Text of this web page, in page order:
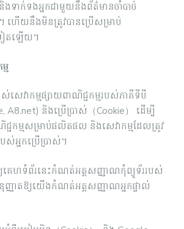
ទាក់ទងអ្នកជាមួយនឹងព័ត៌មានចាំបាច់
ហើយនឹងមិនត្រូវបានប្រើសម្រាប់
តឡើយ។
ម
ស់សេវាកម្មផ្សាយពាណិជ្ជកម្មរបស់ភាគីទីបី
A8.net) និងប្រើប្រាស់（Cookie） ដើម្បី
ជ្ជកម្មសម្រាប់ផលិតផល និងសេវាកម្មដែលត្រូវ
អ្នកប្រើប្រាស់។
យគេហទំព័រនេះកំណត់អត្តសញ្ញាណកុំព្យូទ័ររបស់
នុញ្ញាតឱ្យយើងកំណត់អត្តសញ្ញាណអ្នកផ្ទាល់